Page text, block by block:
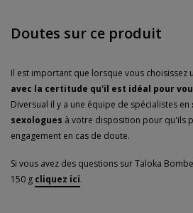
Doutes sur ce produit
Il est important que lorsque vous choisissez
avec la certitude qu'il est idéal pour
Diversual il y a une équipe de spécialistes en
sexologues à votre disposition pour qu'ils
engagement en cas de doute.
Si vous avez des questions sur Taloka
150 g cliquez ici.